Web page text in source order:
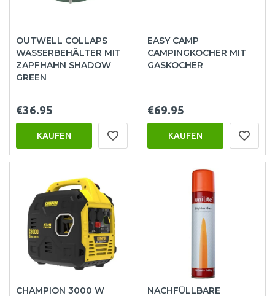
OUTWELL COLLAPS
WASSERBEHÄLTER MIT
ZAPFHAHN SHADOW
GREEN
€36.95
KAUFEN
EASY CAMP
CAMPINGKOCHER MIT
GASKOCHER
€69.95
KAUFEN
CHAMPION 3000 W
NACHFÜLLBARE